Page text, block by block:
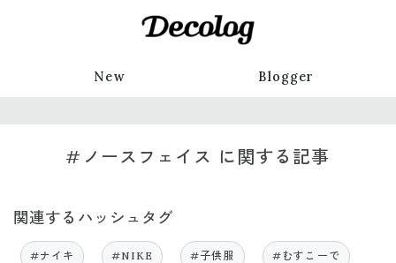
New Blogger
#ノースフェイス に関する記事
関連するハッシュタグ
#ナイキ #NIKE #子供服 #むすこーで